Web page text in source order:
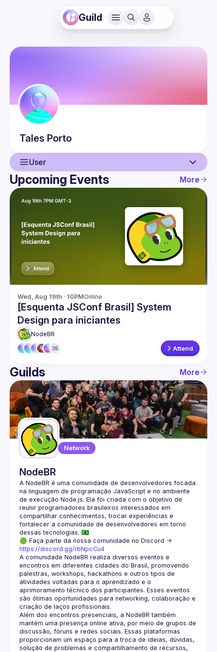
Guild
Tales Porto
User
User
Events
Guilds
Upcoming Events More
Wed, Aug 19th · 10PMOnline
[Esquenta JSConf Brasil] System
Design para iniciantes
NodeBR
35 Attend
Guilds More
Network
NodeBR
A NodeBR é uma comunidade de desenvolvedores focada
na linguagem de programação JavaScript e no ambiente
de execução Node.js. Ela foi criada com o objetivo de
reunir programadores brasileiros interessados em
compartilhar conhecimentos, trocar experiências e
fortalecer a comunidade de desenvolvedores em torno
🟢 Faça parte da nossa comunidade no Discord ->
https://discord.gg/rbNpcCu4
A comunidade NodeBR realiza diversos eventos e
encontros em diferentes cidades do Brasil, promovendo
palestras, workshops, hackathons e outros tipos de
atividades voltadas para o aprendizado e o
aprimoramento técnico dos participantes. Esses eventos
são ótimas oportunidades para networking, colaboração e
Além dos encontros presenciais, a NodeBR também
mantém uma presença online ativa, por meio de grupos de
discussão, fóruns e redes sociais. Essas plataformas
proporcionam um espaço para a troca de ideias, dúvidas,
solução de problemas e compartilhamento de recursos,